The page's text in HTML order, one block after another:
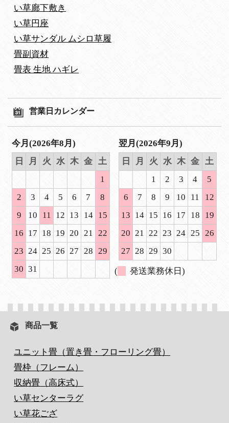
い草廊下敷き
い草円座
い草サンダル ムシロ草履
畳副資材
畳表 生地 ハギレ
営業日カレンダー
今月(2026年8月)
日
月 火 水 木 金 土
1
2
3 4 5 6 7
8
9
10 11 12 13 14 15
16 17 18 19 20 21 22
23 24 25 26 27 28 29
30 31
翌月(2026年9月)
日
月 火 水 木 金 土
1
2 3 4
5
6
7 8 9 10 11
12
13 14 15 16 17 18
19
20 21 22 23 24 25 26
27 28 29 30
( 発送業務休日)
商品一覧
ユニット畳（置き畳・フローリング畳）
畳枠（フレーム）
収納畳（高床式）
い草センターラグ
い草花ござ